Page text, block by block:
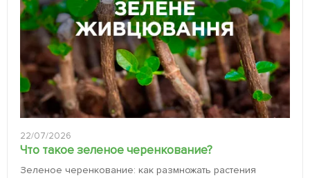
22/07/2026
Что такое зеленое черенкование?
Зеленое черенкование: как размножать растения